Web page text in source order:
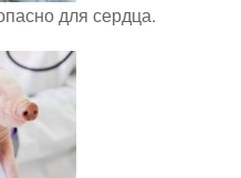
для сердца.